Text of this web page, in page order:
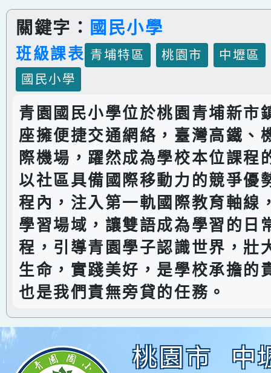
關鍵字： 國民小學
班級課表 青埔特區 桃園市
中壢區
國民小學
青園國民小學位於桃園青埔新市
座擁便捷交通網絡，臺灣高鐵、
際機場，躍然成為學校本位課程
以社區具備國際移動力的競爭優
程內，注入第一軌國際教育軸線
學習場域，讓雙語成為學習的日
程，引導青園學子認識世界，壯
生命，實踐美好，是學校承擔的
也是我們責無旁貸的任務。
桃園市 中